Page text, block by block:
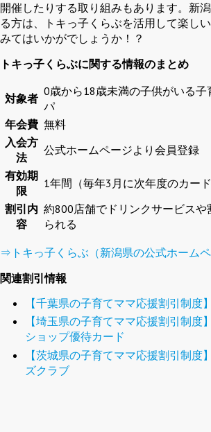
開催したりする取り組みもあります。新
る方は、トキっ子くらぶを活用して楽し
みてはいかがでしょうか！？
トキっ子くらぶに関する情報のまとめ
対象者
0歳から18歳未満の子供がいる
パ
年会費 無料
入会方
法
公式ホームページより会員登録
有効期
限
1年間（毎年3月に次年度のカード
割引内
容
約800店舗でドリンクサービスや
られる
⇒トキっ子くらぶ（新潟県の公式ホームペ
関連割引情報
【千葉県の子育てママ応援割引制度
【埼玉県の子育てママ応援割引制度
ショップ優待カード
【茨城県の子育てママ応援割引制度
ズクラブ